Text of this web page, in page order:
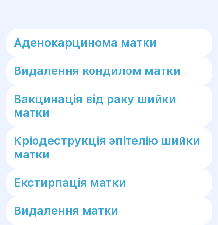
Аденокарцинома матки
Видалення кондилом матки
Вакцинація від раку шийки
матки
Кріодеструкція эпітелію шийки
матки
Екстирпація матки
Видалення матки